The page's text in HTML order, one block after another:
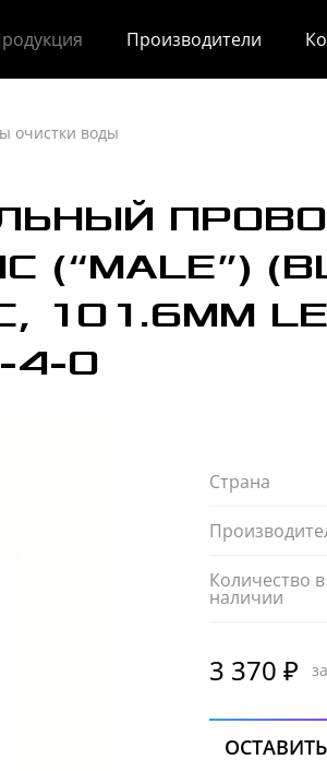
Производители
очистки воды
101.6MM
4-0
Страна
Количество в
наличии
3 370 ₽